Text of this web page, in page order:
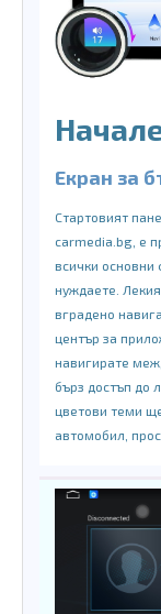
Екран за
Стартовият
carmedia.bg, е
всички основни
нуждаете.
вградено
център за
навигирате
бърз достъп до
цветови теми
автомобил,